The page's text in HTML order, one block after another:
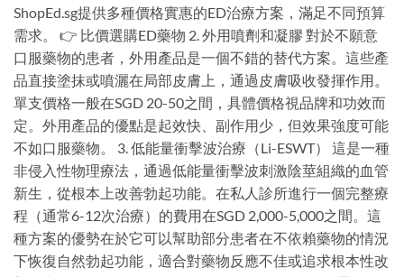
ShopEd.sg提供多種價格實惠的ED治療方案，滿足不同預算
需求。 👉 比價選購ED藥物 2. 外用噴劑和凝膠 對於不願意
口服藥物的患者，外用產品是一個不錯的替代方案。這些產
品直接塗抹或噴灑在局部皮膚上，通過皮膚吸收發揮作用。
單支價格一般在SGD 20-50之間，具體價格視品牌和功效而
定。外用產品的優點是起效快、副作用少，但效果強度可能
不如口服藥物。 3. 低能量衝擊波治療（Li-ESWT） 這是一種
非侵入性物理療法，通過低能量衝擊波刺激陰莖組織的血管
新生，從根本上改善勃起功能。在私人診所進行一個完整療
程（通常6-12次治療）的費用在SGD 2,000-5,000之間。這
種方案的優勢在於它可以幫助部分患者在不依賴藥物的情況
下恢復自然勃起功能，適合對藥物反應不佳或追求根本性改